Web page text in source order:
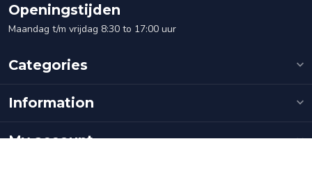
Openingstijden
Maandag t/m vrijdag 8:30 to 17:00 uur
Categories
Information
My account